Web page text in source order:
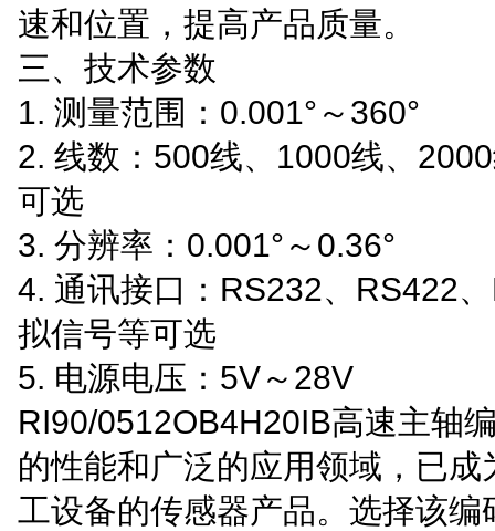
速和位置，提高产品质量。
三、技术参数
1. 测量范围：0.001°～360°
2. 线数：500线、1000线、
可选
3. 分辨率：0.001°～0.36°
4. 通讯接口：RS232、RS422
拟信号等可选
5. 电源电压：5V～28V
RI90/0512OB4H20IB高速主轴
的性能和广泛的应用领域，已成
工设备的传感器产品。选择该编